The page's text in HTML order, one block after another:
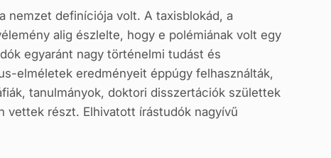
nemzet definíciója volt. A taxisblokád, a
alig észlelte, hogy e polémiának volt egy
egyaránt nagy történelmi tudást és
elméletek eredményeit éppúgy felhasználták,
tanulmányok, doktori disszertációk születtek
vettek részt. Elhivatott írástudók nagyívű